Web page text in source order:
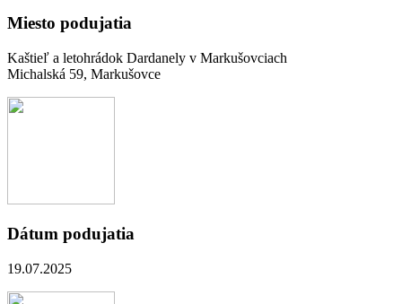
Miesto podujatia
Kaštieľ a letohrádok Dardanely v Markušovciach
Michalská 59, Markušovce
Dátum podujatia
19.07.2025